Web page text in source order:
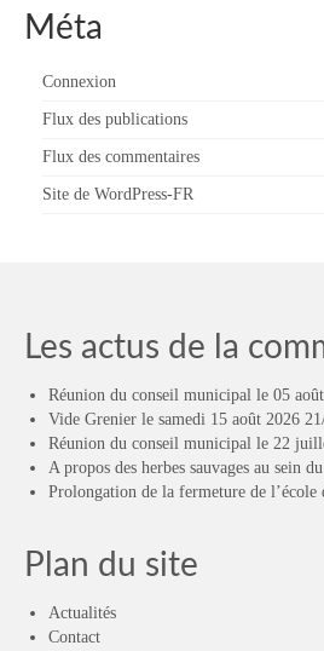
Méta
Connexion
Flux des publications
Flux des commentaires
Site de WordPress-FR
Les actus de la
Réunion du conseil municipal le 05
Vide Grenier le samedi 15 août 2026
Réunion du conseil municipal le 22
A propos des herbes sauvages au sein
Prolongation de la fermeture de l’école
Plan du site
Actualités
Contact